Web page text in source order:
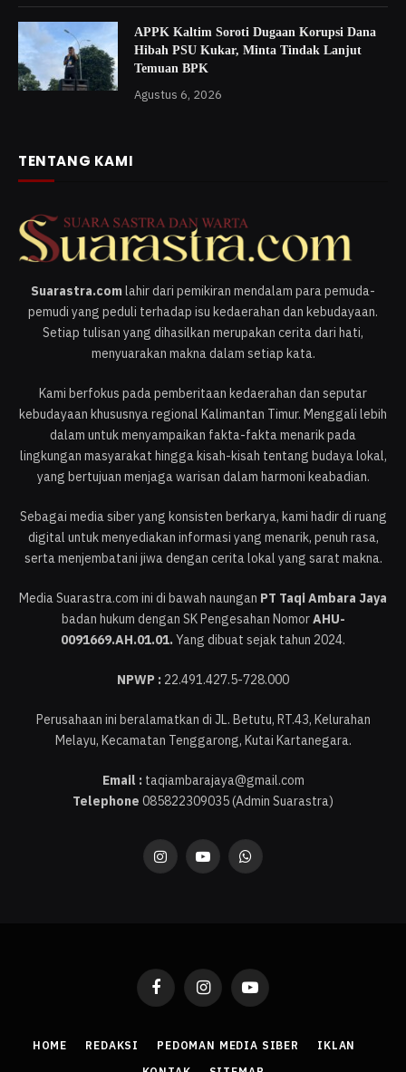
APPK Kaltim Soroti Dugaan Korupsi Dana
Hibah PSU Kukar, Minta Tindak Lanjut
Temuan BPK
Agustus 6, 2026
TENTANG KAMI
Suarastra.comlahir dari pemikiran mendalam para pemuda-
pemudi yang peduli terhadap isu kedaerahan dan kebudayaan.
Setiap tulisan yang dihasilkan merupakan cerita dari hati,
menyuarakan makna dalam setiap kata.
Kami berfokus pada pemberitaan kedaerahan dan seputar
kebudayaan khususnya regional Kalimantan Timur. Menggali lebih
dalam untuk menyampaikan fakta-fakta menarik pada
lingkungan masyarakat hingga kisah-kisah tentang budaya lokal,
yang bertujuan menjaga warisan dalam harmoni keabadian.
Sebagai media siber yang konsisten berkarya, kami hadir di ruang
digital untuk menyediakan informasi yang menarik, penuh rasa,
serta menjembatani jiwa dengan cerita lokal yang sarat makna.
Media Suarastra.com ini di bawah naungan PT Taqi Ambara Jaya
badan hukum dengan SK Pengesahan NomorAHU-
0091669.AH.01.01.Yang dibuat sejak tahun 2024.
NPWP : 22.491.427.5-728.000
Perusahaan ini beralamatkan di JL. Betutu, RT.43, Kelurahan
Melayu, Kecamatan Tenggarong, Kutai Kartanegara.
Email :taqiambarajaya@gmail.com
Telephone 085822309035 (Admin Suarastra)
InstagramYouTubeWhatsApp
FacebookInstagramYouTube
HOME REDAKSI PEDOMAN MEDIA SIBER
IKLAN